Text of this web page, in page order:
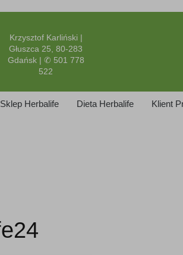
Krzysztof Karliński |
Głuszca 25, 80-283
Gdańsk | ✆ 501 778
522
Sklep Herbalife Dieta Herbalife Klient